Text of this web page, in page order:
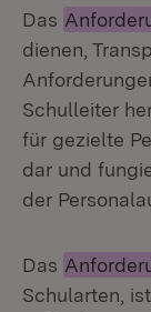
Das
dienen,
Schulleiter
für gezielte
dar und
der
Das
Schularten,